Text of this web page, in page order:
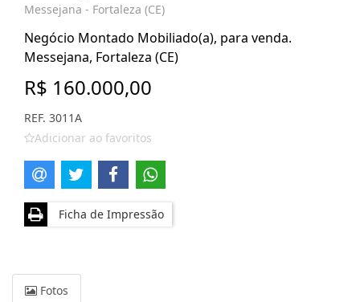
Messejana - Fortaleza (CE)
Negócio Montado Mobiliado(a), para venda.
Messejana, Fortaleza (CE)
R$ 160.000,00
REF. 3011A
Adicionar ao favoritos
Ficha de Impressão
Fotos